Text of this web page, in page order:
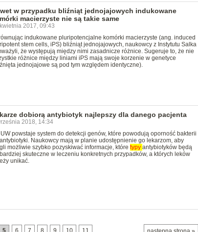
w przypadku bliźniąt jednojajowych indukowane
macierzyste nie są takie same
2017, 09:43
indukowane pluripotencjalne komórki macierzyste (ang. induced
stem cells, iPS) bliźniąt jednojajowych, naukowcy z Instytutu Salka
że występują między nimi zasadnicze różnice. Sugeruje to, że nie
różnice między liniami iPS mają swoje korzenie w genetyce
jednojajowe są pod tym względem identyczne).
dobiorą antybiotyk najlepszy dla danego pacjenta
2018, 14:34
UW powstaje system do detekcji genów, które powodują oporność bakterii
Naukowcy mają w planie udostępnienie go lekarzom, aby
możliwie szybko pozyskiwać informacje, które typy antybiotyków będą
skuteczne w leczeniu konkretnych przypadków, a których leków
unikać.
5 6 7 8 9 10 11